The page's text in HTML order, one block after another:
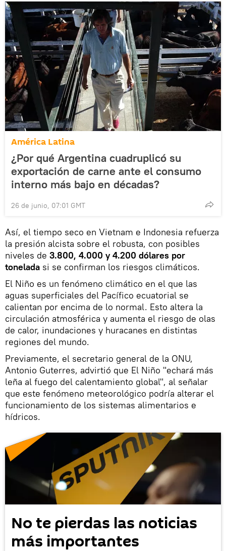
América Latina
¿Por qué Argentina cuadruplicó su
exportación de carne ante el consumo
interno más bajo en décadas?
26 de junio, 07:01 GMT
Así, el tiempo seco en Vietnam e Indonesia refuerza
la presión alcista sobre el robusta, con posibles
niveles de 3.800, 4.000 y 4.200 dólares por
tonelada si se confirman los riesgos climáticos.
El Niño es un fenómeno climático en el que las
aguas superficiales del Pacífico ecuatorial se
calientan por encima de lo normal. Esto altera la
circulación atmosférica y aumenta el riesgo de olas
de calor, inundaciones y huracanes en distintas
regiones del mundo.
Previamente, el secretario general de la ONU,
Antonio Guterres, advirtió que El Niño "echará más
leña al fuego del calentamiento global", al señalar
que este fenómeno meteorológico podría alterar el
funcionamiento de los sistemas alimentarios e
hídricos.
No te pierdas las noticias
más importantes